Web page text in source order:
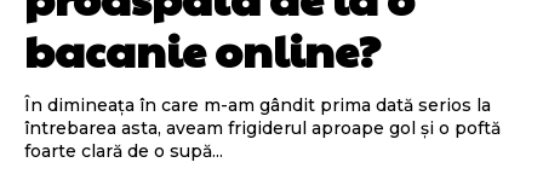
bacanie online?
În dimineața în care m-am gândit prima dată serios la
întrebarea asta, aveam frigiderul aproape gol și o poftă
foarte clară de o supă...